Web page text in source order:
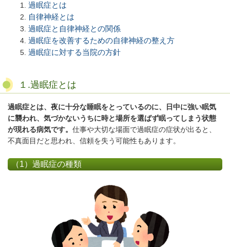
過眠症とは
自律神経とは
過眠症と自律神経との関係
過眠症を改善するための自律神経の整え方
過眠症に対する当院の方針
１.過眠症とは
過眠症とは、夜に十分な睡眠をとっているのに、日中に強い眠気
に襲われ、気づかないうちに時と場所を選ばず眠ってしまう状態
が現れる病気です。 仕事や大切な場面で過眠症の症状が出ると、
不真面目だと思われ、信頼を失う可能性もあります。
（1）過眠症の種類